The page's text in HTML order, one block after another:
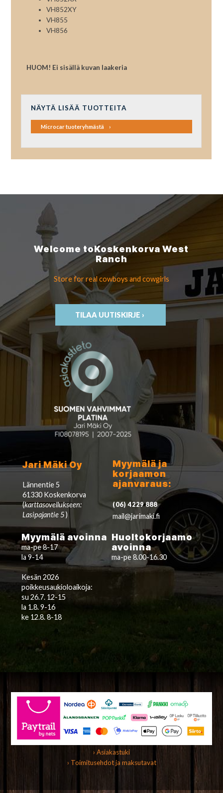
VH852XY
VH855
VH856
HUOM! Ei sisällä kuvan laakeria
NÄYTÄ LISÄÄ TUOTTEITA
Microcar tuoteryhmästä
Welcome toKoskenkorvaWest
Ranch
Store for real cowboys and cowgirls
TILAA UUTISKIRJE ›
Jari Mäki Oy
Lännentie 5
61330 Koskenkorva
(karttasovellukseen:
Lasipajantie 5)
Myymälä ja
korjaamon
ajanvaraus:
(06) 4229 888
mail@jarimaki.fi
Myymälä avoinna
ma-pe 8-17
la 9-14
Kesän 2026
poikkeusaukioloaikoja:
su 26.7. 12-15
la 1.8. 9-16
ke 12.8. 8-18
Huoltokorjaamo
avoinna
ma-pe 8.00-16.30
› Asiakastuki
› Toimitusehdot ja maksutavat